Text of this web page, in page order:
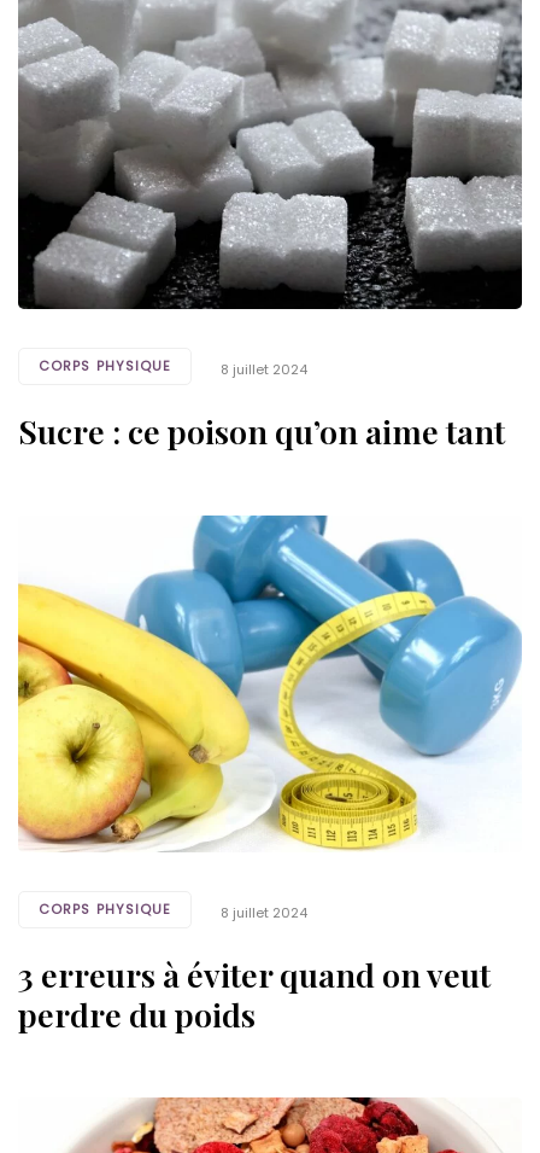
CORPS PHYSIQUE 8 juillet 2024
Sucre : ce poison qu’on aime tant
CORPS PHYSIQUE 8 juillet 2024
3 erreurs à éviter quand on veut
perdre du poids